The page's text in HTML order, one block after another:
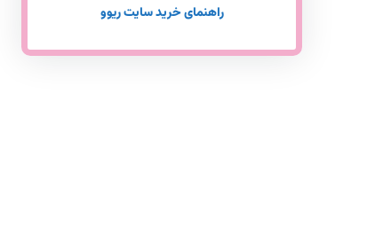
راهنمای خرید سایت ریوو